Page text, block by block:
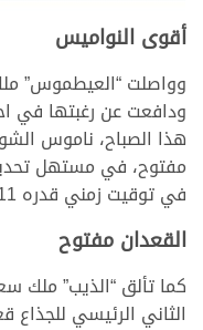
أقوى النواميس
وواصلت “العيطموس”
ودافعت عن رغبتها في
هذا الصباح، ناموس
مفتوح، في مستهل
في توقيت زمني قدره 9:24:11 دقيقة.
القعدان مفتوح
كما تألق “الذيب” ملك
الثاني الرئيسي